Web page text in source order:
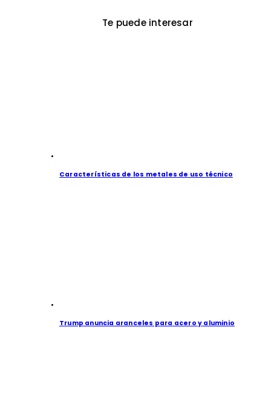
Te puede interesar
Características de los metales de uso técnico
Trump anuncia aranceles para acero y aluminio